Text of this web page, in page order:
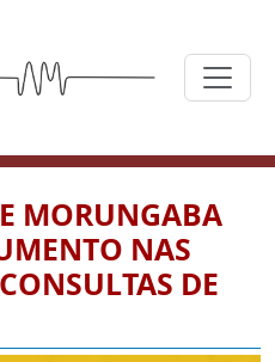
MORUNGABA
NAS
DE